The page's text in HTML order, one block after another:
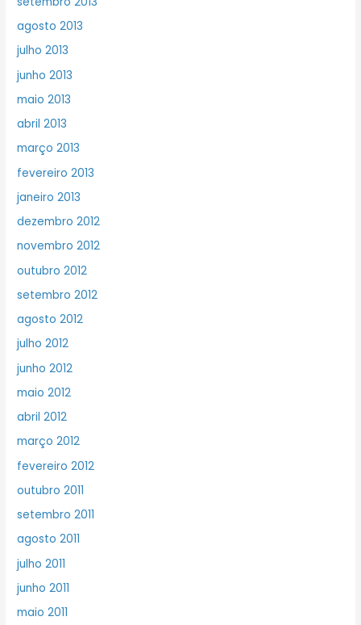
agosto 2013
julho 2013
junho 2013
maio 2013
abril 2013
março 2013
fevereiro 2013
janeiro 2013
dezembro 2012
novembro 2012
outubro 2012
setembro 2012
agosto 2012
julho 2012
junho 2012
maio 2012
abril 2012
março 2012
fevereiro 2012
outubro 2011
setembro 2011
agosto 2011
julho 2011
junho 2011
maio 2011